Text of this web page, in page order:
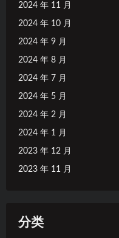
2024 年 11 月
2024 年 10 月
2024 年 9 月
2024 年 8 月
2024 年 7 月
2024 年 5 月
2024 年 2 月
2024 年 1 月
2023 年 12 月
2023 年 11 月
分类